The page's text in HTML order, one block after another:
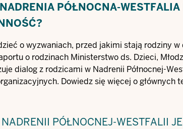
PÓŁNOCNA-
o wyzwaniach, przed jakimi stają rodziny
o rodzinach Ministerstwo ds. Dzieci,
dialog z rodzicami w Nadrenii Północnej-
Dowiedz się więcej o głównych
PÓŁNOCNEJ-WESTFALII